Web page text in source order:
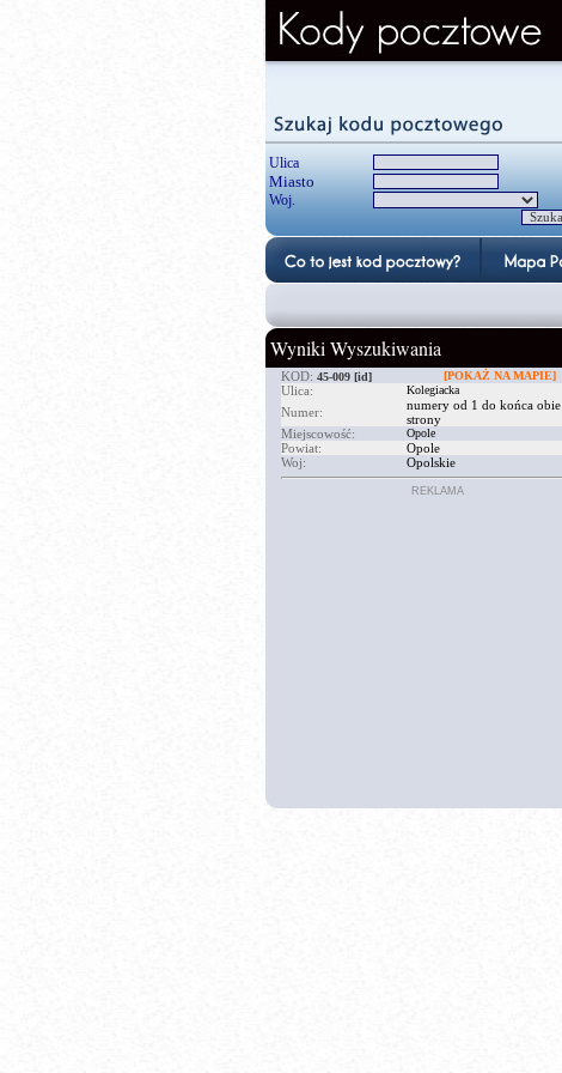
Ulica
Miasto
Woj.
Wyniki Wyszukiwania
KOD: 45-009 [id] [POKAŻ NA MAPIE]
Ulica: Kolegiacka
Numer:
numery od 1 do końca obie
strony
Miejscowość:
Opole
Powiat:
Opole
Woj:
Opolskie
REKLAMA